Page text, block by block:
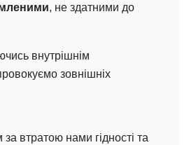
, не здатними до
внутрішнім
зовнішніх
втратою нами гідності та